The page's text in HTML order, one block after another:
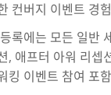
컨버지 이벤트 경
록에는 모든 일반
, 애프터 아워 리셉
킹 이벤트 참여 포함